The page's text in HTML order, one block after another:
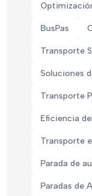
BusPas
Transporte
Soluciones
Transporte
Eficiencia
Transporte
Parada de
Paradas de